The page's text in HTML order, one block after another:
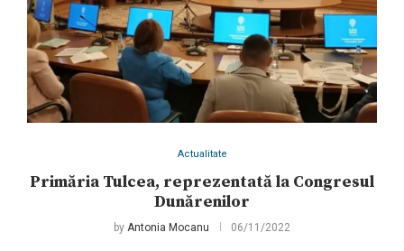
Actualitate
Primăria Tulcea, reprezentată la Congresul
Dunărenilor
by Antonia Mocanu 06/11/2022